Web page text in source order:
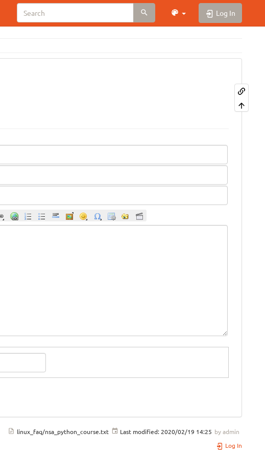
Log In
linux_faq/nsa_python_course.txt Last modified: 2020/02/19 14:25 byadmin
Log In